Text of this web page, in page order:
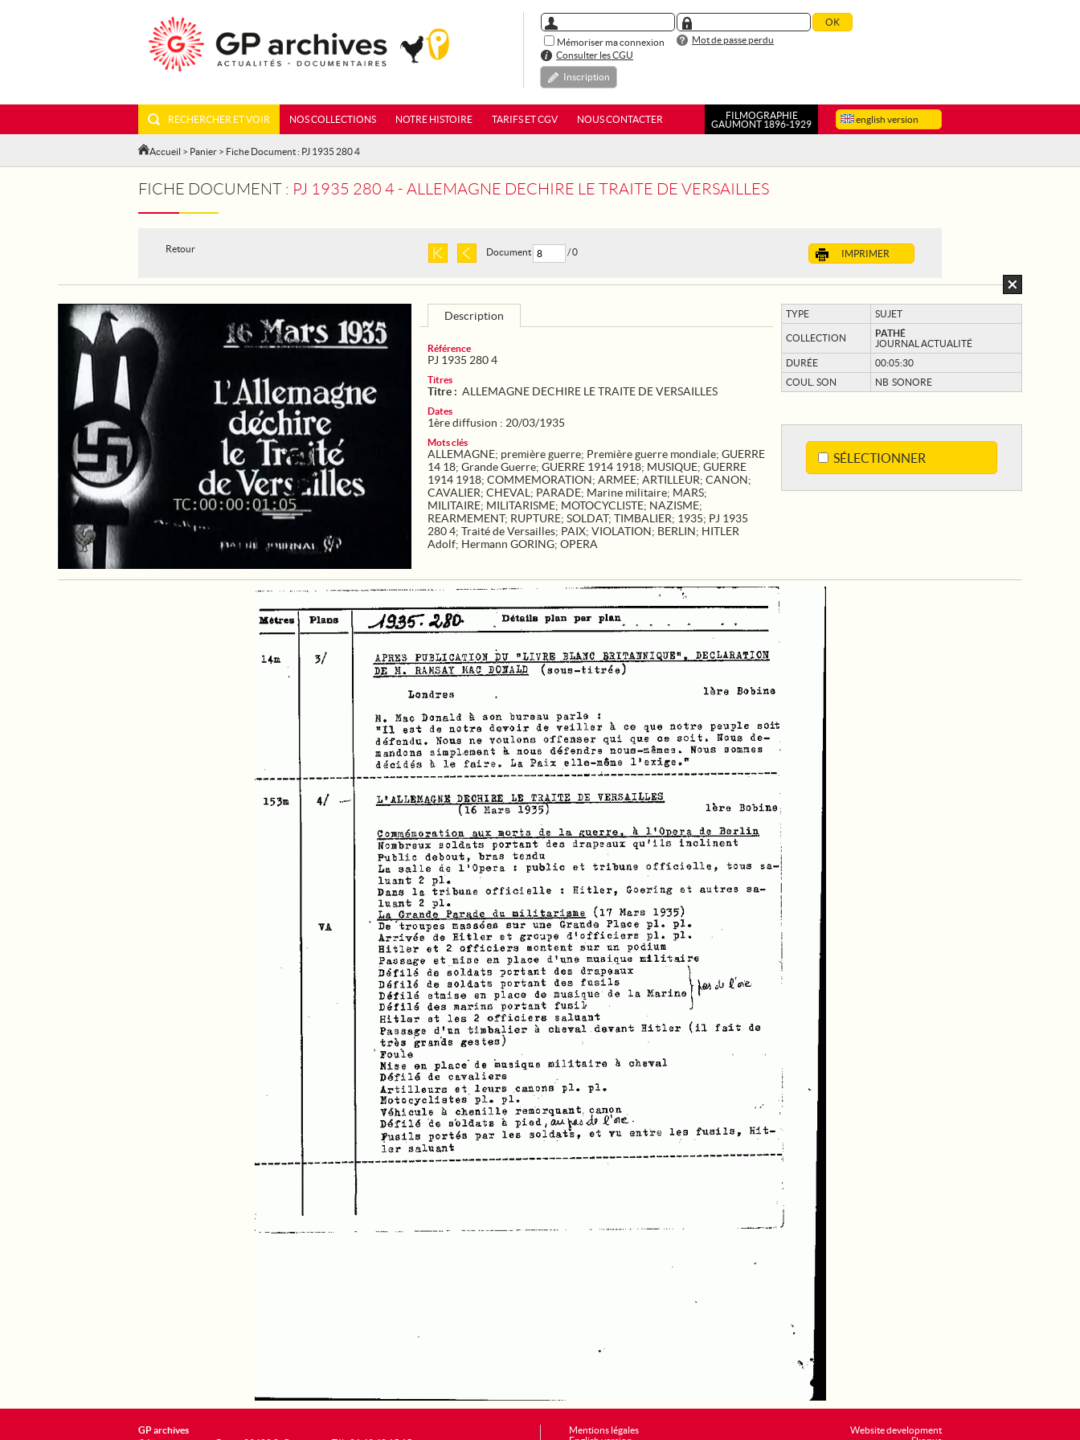
Mémoriser ma connexion
Mot de passe perdu
Consulter les CGU
Inscription
english version
RECHERCHER ET VOIR NOS COLLECTIONS NOTRE HISTOIRE TARIFS ET CGV NOUS CONTACTER
FILMOGRAPHIE
GAUMONT 1896-1929
Accueil > Panier > Fiche Document : PJ 1935 280 4
FICHE DOCUMENT : PJ 1935 280 4 - ALLEMAGNE DECHIRE LE TRAITE DE VERSAILLES
Retour IMPRIMER
Document / 0
TYPE SUJET
COLLECTION
PATHÉ
JOURNAL ACTUALITÉ
DURÉE
00:05:30
COUL. SON
NB SONORE
SÉLECTIONNER
Description
Référence
PJ 1935 280 4
Titres
Titre : ALLEMAGNE DECHIRE LE TRAITE DE VERSAILLES
Dates
1ère diffusion : 20/03/1935
Mots clés
ALLEMAGNE; première guerre; Première guerre mondiale; GUERRE
14 18; Grande Guerre; GUERRE 1914 1918; MUSIQUE; GUERRE
1914 1918; COMMEMORATION; ARMEE; ARTILLEUR; CANON;
CAVALIER; CHEVAL ; PARADE; Marine militaire; MARS;
MILITAIRE; MILITARISME; MOTOCYCLISTE; NAZISME;
REARMEMENT; RUPTURE; SOLDAT; TIMBALIER; 1935; PJ 1935
280 4; Traité de Versailles; PAIX; VIOLATION; BERLIN; HITLER
Adolf; Hermann GORING; OPERA
Website development
GP archives
Mentions légales